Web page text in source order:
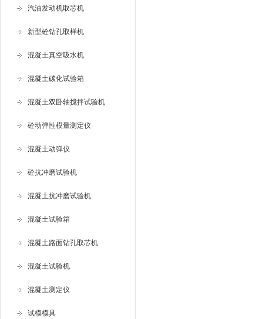
汽油发动机取芯机
新型砼钻孔取样机
混凝土真空吸水机
混凝土碳化试验箱
混凝土双卧轴搅拌试验机
砼动弹性模量测定仪
混凝土动弹仪
砼抗冲磨试验机
混凝土抗冲磨试验机
混凝土试验箱
混凝土路面钻孔取芯机
混凝土试验机
混凝土测定仪
试模模具